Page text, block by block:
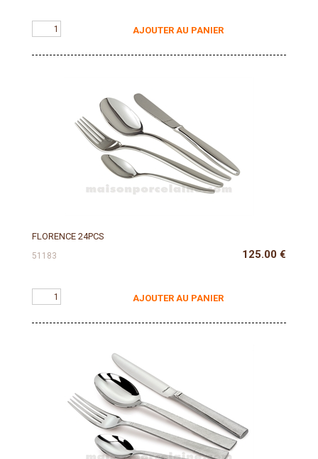
AJOUTER AU PANIER
FLORENCE 24PCS
51183 125.00 €
AJOUTER AU PANIER